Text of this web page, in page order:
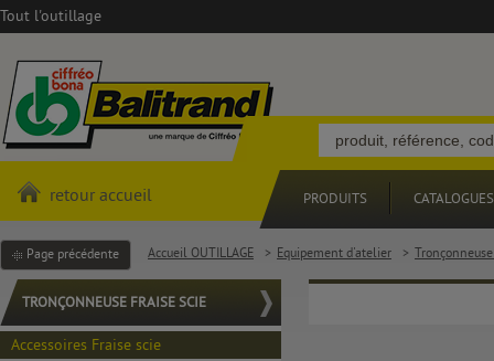
Tout l'outillage
retour accueil PRODUITS CATALOGUES
Page précédente Accueil OUTILLAGE > Equipement d'atelier >
TRONÇONNEUSE FRAISE SCIE
Accessoires Fraise scie